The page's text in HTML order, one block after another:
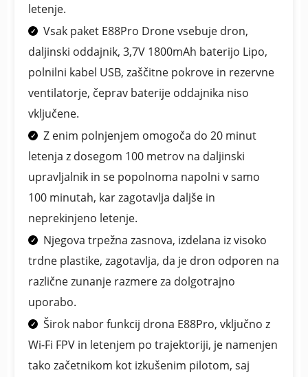
letenje.
Vsak paket E88Pro Drone vsebuje dron,
daljinski oddajnik, 3,7V 1800mAh baterijo Lipo,
polnilni kabel USB, zaščitne pokrove in rezervne
ventilatorje, čeprav baterije oddajnika niso
vključene.
Z enim polnjenjem omogoča do 20 minut
letenja z dosegom 100 metrov na daljinski
upravljalnik in se popolnoma napolni v samo
100 minutah, kar zagotavlja daljše in
neprekinjeno letenje.
Njegova trpežna zasnova, izdelana iz visoko
trdne plastike, zagotavlja, da je dron odporen na
različne zunanje razmere za dolgotrajno
uporabo.
Širok nabor funkcij drona E88Pro, vključno z
Wi-Fi FPV in letenjem po trajektoriji, je namenjen
tako začetnikom kot izkušenim pilotom, saj